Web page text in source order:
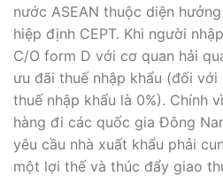
nước ASEAN thuộc diện
hiệp định CEPT. Khi người
C/O form D với cơ quan hải
ưu đãi thuế nhập khẩu (đối
thuế nhập khẩu là 0%). Chính
hàng đi các quốc gia Đông
yêu cầu nhà xuất khẩu phải
một lợi thế và thúc đẩy giao